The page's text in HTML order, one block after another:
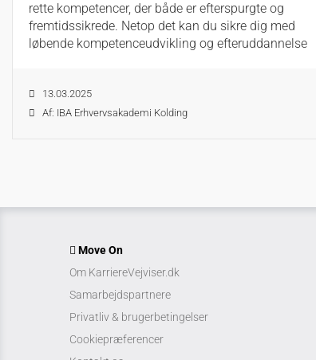
rette kompetencer, der både er efterspurgte og
fremtidssikrede. Netop det kan du sikre dig med
løbende kompetenceudvikling og efteruddannelse
13.03.2025
Af: IBA Erhvervsakademi Kolding
Move On
Om KarriereVejviser.dk
Samarbejdspartnere
Privatliv & brugerbetingelser
Cookiepræferencer